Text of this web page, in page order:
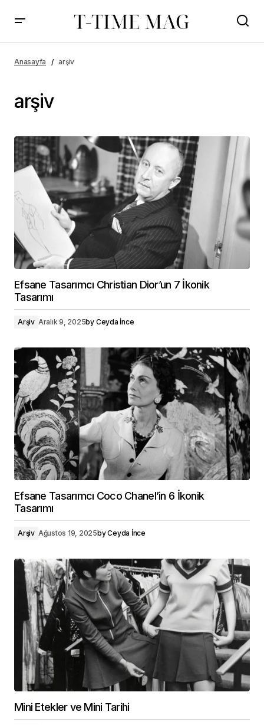
Anasayfa arşiv
arşiv
Efsane Tasarımcı Christian Dior’un 7 İkonik
Tasarımı
Arşiv Aralık 9, 2025by Ceyda İnce
Efsane Tasarımcı Coco Chanel’in 6 İkonik
Tasarımı
Arşiv Ağustos 19, 2025byCeyda İnce
Mini Etekler ve Mini Tarihi